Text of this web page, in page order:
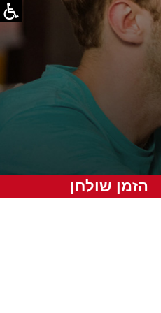
הזמן שולחן